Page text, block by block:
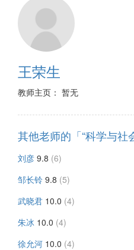
王荣生
教师主页： 暂无
其他老师的「“科学与社
刘彦 9.8 (6)
邹长铃 9.8 (5)
武晓君 10.0 (4)
朱冰 10.0 (4)
徐允河 10.0 (4)